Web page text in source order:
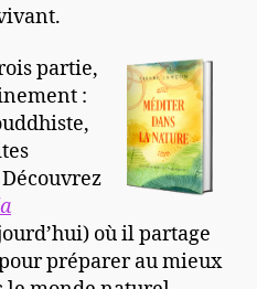
partie,
:
où il partage
préparer au mieux